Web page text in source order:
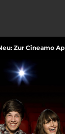
Zur Cineamo